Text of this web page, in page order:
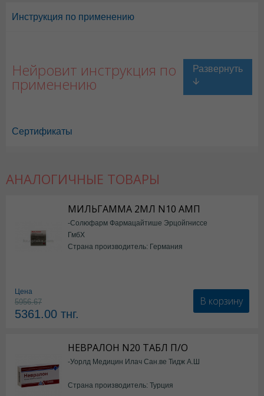
Инструкция по применению
Нейровит инструкция по
применению
Сертификаты
АНАЛОГИЧНЫЕ ТОВАРЫ
МИЛЬГАММА 2МЛ N10 АМП
-Солюфарм Фармацайтише Эрцойгниссе
ГмбХ
Страна производитель: Германия
Цена
5956.67
5361.00 тнг.
В корзину
НЕВРАЛОН N20 ТАБЛ П/О
-Уорлд Медицин Илач Сан.ве Тидж А.Ш
Страна производитель: Турция